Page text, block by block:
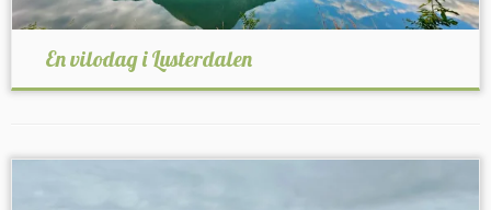
En vilodag i Lusterdalen